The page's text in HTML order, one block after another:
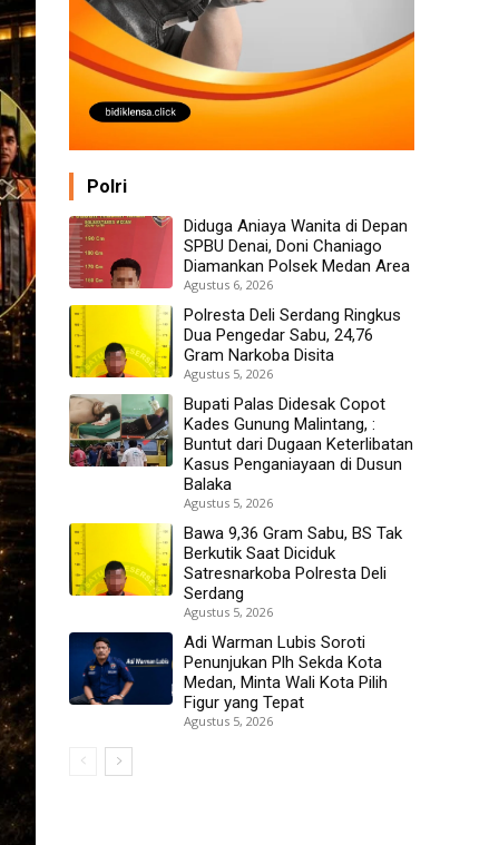
Polri
Diduga Aniaya Wanita di Depan
SPBU Denai, Doni Chaniago
Diamankan Polsek Medan Area
Agustus 6, 2026
Polresta Deli Serdang Ringkus
Dua Pengedar Sabu, 24,76
Gram Narkoba Disita
Agustus 5, 2026
Bupati Palas Didesak Copot
Kades Gunung Malintang, :
Buntut dari Dugaan Keterlibatan
Kasus Penganiayaan di Dusun
Balaka
Agustus 5, 2026
Bawa 9,36 Gram Sabu, BS Tak
Berkutik Saat Diciduk
Satresnarkoba Polresta Deli
Serdang
Agustus 5, 2026
Adi Warman Lubis Soroti
Penunjukan Plh Sekda Kota
Medan, Minta Wali Kota Pilih
Figur yang Tepat
Agustus 5, 2026